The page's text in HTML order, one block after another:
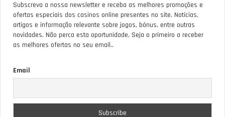
Subscreva a nossa newsletter e receba as melhores promoções e
ofertas especiais dos casinos online presentes no site. Notícias,
artigos e informação relevante sobre jogos, bónus, entre outras
novidades. Não perca esta oportunidade, Seja o primeiro a receber
as melhores ofertas no seu email..
Email